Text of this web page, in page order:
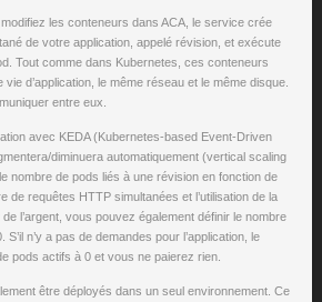
les conteneurs dans ACA, le service crée
de votre application, appelé révision, et exécute
Tout comme dans Kubernetes, ces conteneurs
d’application, le même réseau et le même disque.
entre eux.
avec KEDA (Kubernetes-based Event-Driven
diminuera automatiquement (vertical scaling
nombre de pods liés à une révision en fonction de
de requêtes HTTP simultanées et l’utilisation de la
l’argent, vous pouvez également définir le nombre
n’y a pas de demandes pour l’application, le
pods actifs à 0 et vous ne paierez rien.
être déployés dans un seul environnement. Ce